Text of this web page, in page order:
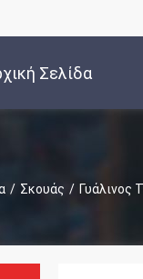
Σελίδα
/ Σκουάς / Γυάλινος